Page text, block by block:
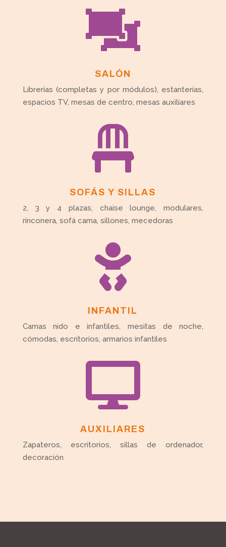

SALÓN
Librerías (completas y por módulos), estanterías,
espacios TV, mesas de centro, mesas auxiliares

SOFÁS Y SILLAS
2, 3 y 4 plazas, chaise lounge, modulares,
rinconera, sofá cama, sillones, mecedoras

INFANTIL
Camas nido e infantiles, mesitas de noche,
cómodas, escritorios, armarios infantiles

AUXILIARES
Zapateros, escritorios, sillas de ordenador,
decoración